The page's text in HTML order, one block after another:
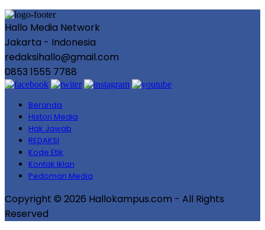
Hallo Media Network
Jakarta - Indonesia
redaksihallo@gmail.com
0853 1555 7788
Beranda
Histori Media
Hak Jawab
REDAKSI
Kode Etik
Kontak Iklan
Pedoman Media
Copyright © 2026 Hallokampus.com - All Rights
Reserved